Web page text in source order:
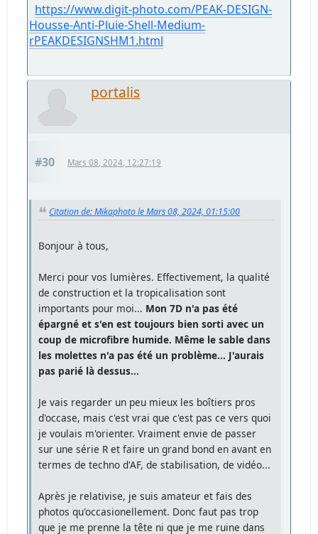
https://www.digit-photo.com/PEAK-DESIGN-
Housse-Anti-Pluie-Shell-Medium-
rPEAKDESIGNSHM1.html
portalis
#30 Mars 08, 2024, 12:27:19
Citation de: Mikaphoto le Mars 08, 2024, 01:15:00
Bonjour à tous,
Merci pour vos lumières. Effectivement, la qualité
de construction et la tropicalisation sont
importants pour moi... Mon 7D n'a pas été
épargné et s'en est toujours bien sorti avec un
coup de microfibre humide. Même le sable dans
les molettes n'a pas été un problème... J'aurais
pas parié là dessus...
Je vais regarder un peu mieux les boîtiers pros
d'occase, mais c'est vrai que c'est pas ce vers quoi
je voulais m'orienter. Vraiment envie de passer
sur une série R et faire un grand bond en avant en
termes de techno d'AF, de stabilisation, de vidéo...
Après je relativise, je suis amateur et fais des
photos qu'occasionellement. Donc faut pas trop
que je me prenne la tête ni que je me ruine dans